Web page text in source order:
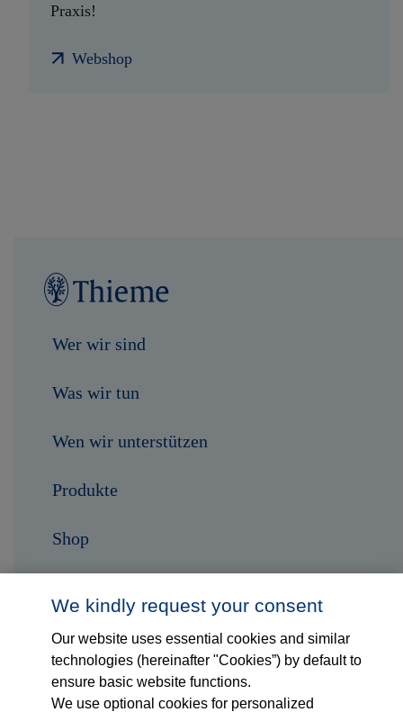
Praxis!
Webshop
Wer wir sind
Was wir tun
Wen wir unterstützen
Produkte
Shop
Kontakt
Folge uns auf...
We kindly request your consent
Our website uses essential cookies and similar
technologies (hereinafter "Cookies”) by default to
ensure basic website functions.
We use optional cookies for personalized